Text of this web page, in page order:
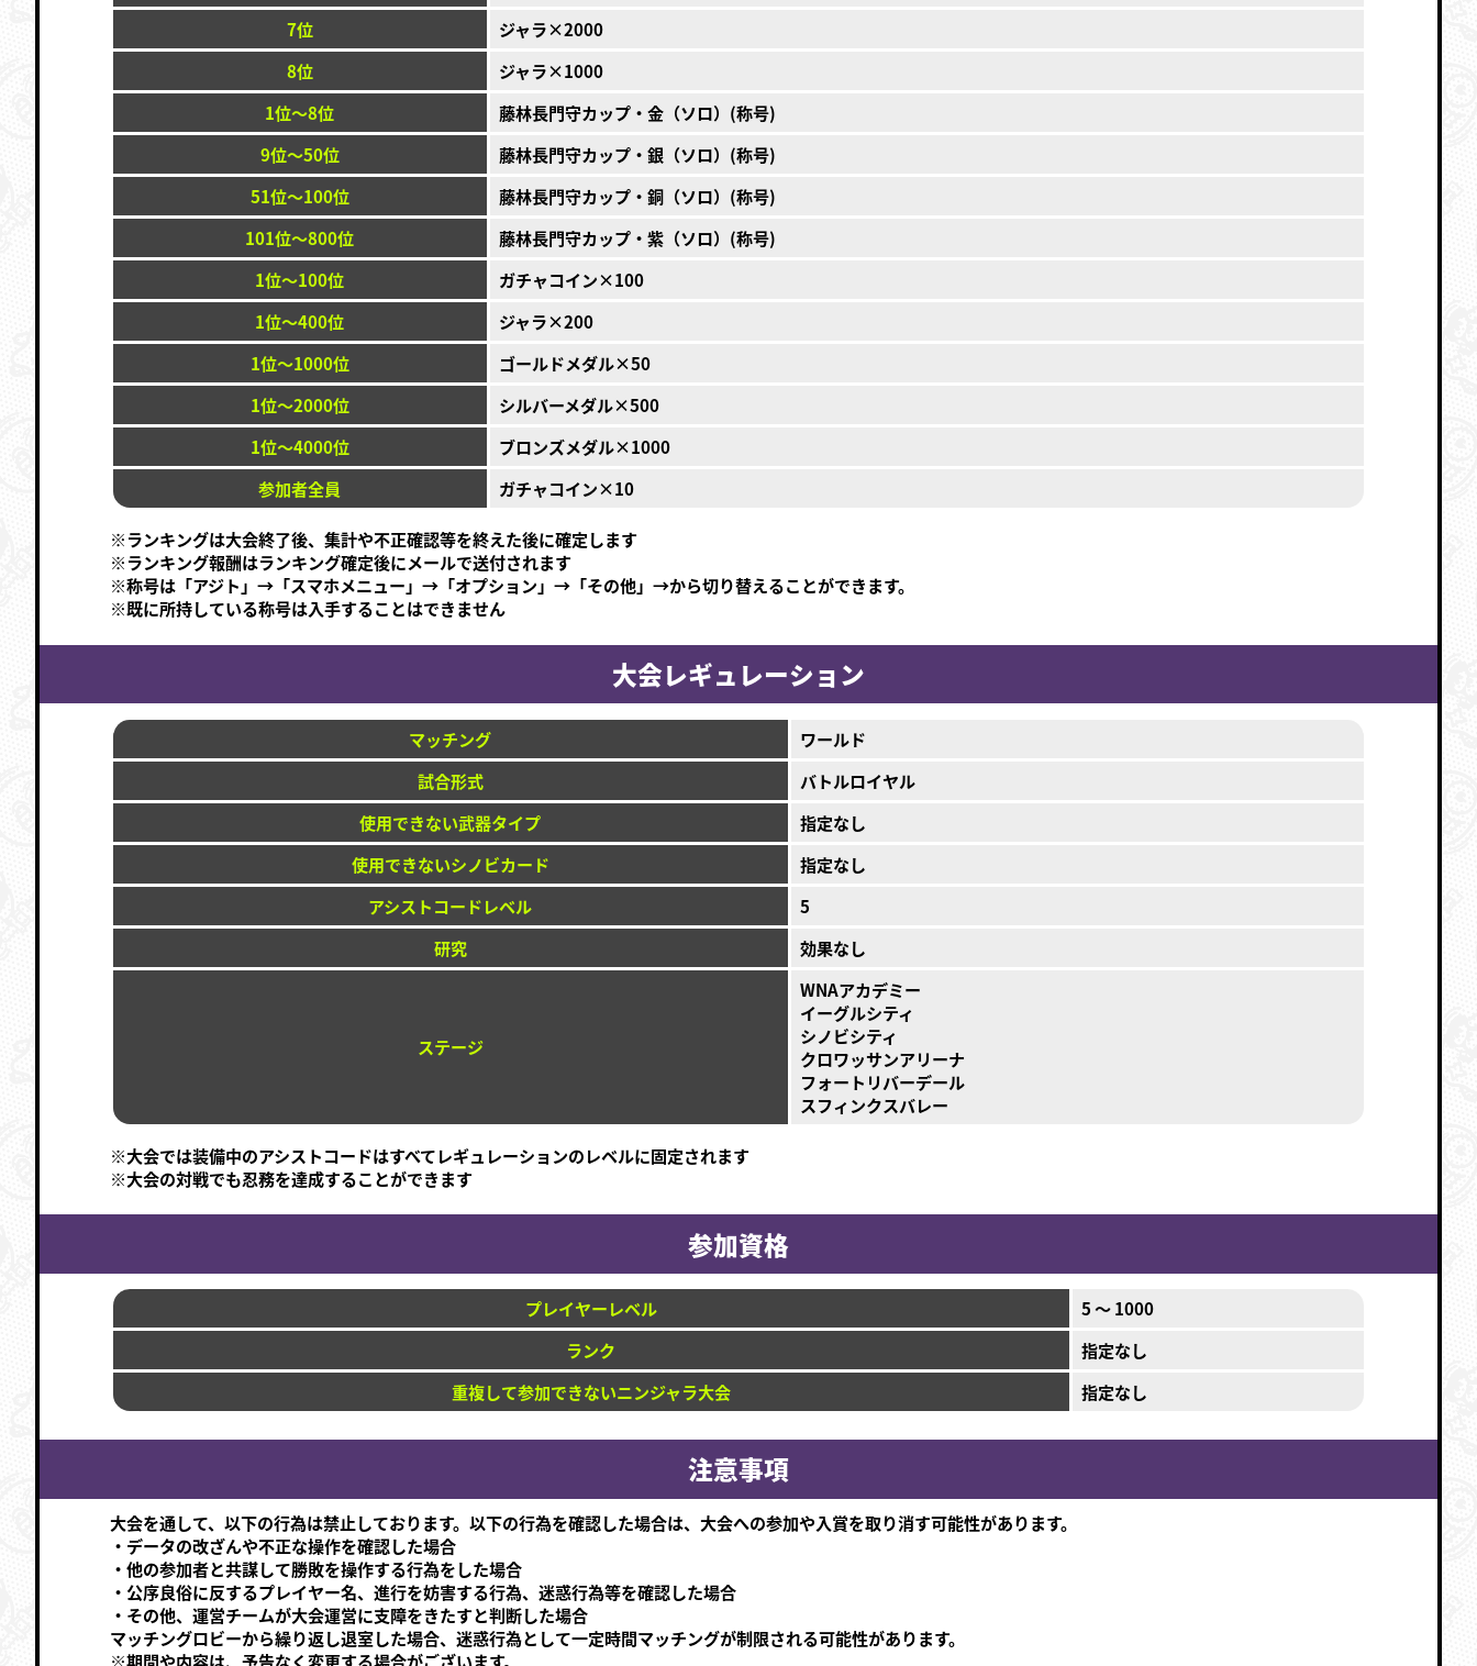
7位
ジャラ×2000
8位
ジャラ×1000
1位～8位
藤林長門守カップ・金（ソロ）(称号)
9位～50位
藤林長門守カップ・銀（ソロ）(称号)
51位～100位
藤林長門守カップ・銅（ソロ）(称号)
101位～800位
藤林長門守カップ・紫（ソロ）(称号)
1位～100位
ガチャコイン×100
1位～400位
ジャラ×200
1位～1000位
ゴールドメダル×50
1位～2000位
シルバーメダル×500
1位～4000位
ブロンズメダル×1000
参加者全員
ガチャコイン×10
※ランキングは大会終了後、集計や不正確認等を終えた後に確定します
※ランキング報酬はランキング確定後にメールで送付されます
※称号は「アジト」→「スマホメニュー」→「オプション」→「その他」→から切り替えることができます。
※既に所持している称号は入手することはできません
大会レギュレーション
マッチング
ワールド
試合形式
バトルロイヤル
使用できない武器タイプ
指定なし
使用できないシノビカード
指定なし
アシストコードレベル
5
研究
効果なし
ステージ
WNAアカデミー
イーグルシティ
シノビシティ
クロワッサンアリーナ
フォートリバーデール
スフィンクスバレー
※大会では装備中のアシストコードはすべてレギュレーションのレベルに固定されます
※大会の対戦でも忍務を達成することができます
参加資格
プレイヤーレベル
5 ～ 1000
ランク
指定なし
重複して参加できないニンジャラ大会
指定なし
注意事項
大会を通して、以下の行為は禁止しております。以下の行為を確認した場合は、大会への参加や入賞を取り消す可能性があります。
・データの改ざんや不正な操作を確認した場合
・他の参加者と共謀して勝敗を操作する行為をした場合
・公序良俗に反するプレイヤー名、進行を妨害する行為、迷惑行為等を確認した場合
・その他、運営チームが大会運営に支障をきたすと判断した場合
マッチングロビーから繰り返し退室した場合、迷惑行為として一定時間マッチングが制限される可能性があります。
※期間や内容は、予告なく変更する場合がございます。